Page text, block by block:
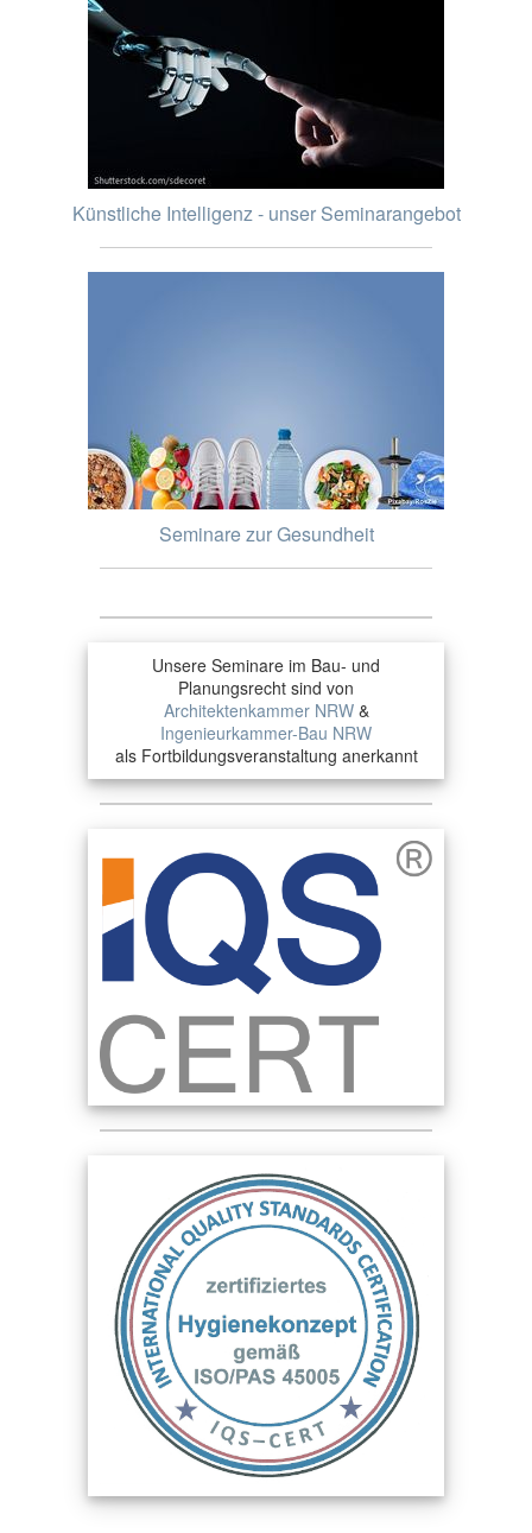
Künstliche Intelligenz - unser Seminarangebot
Seminare zur Gesundheit
Unsere Seminare im Bau- und
Planungsrecht sind von
Architektenkammer NRW&
Ingenieurkammer-Bau NRW
als Fortbildungsveranstaltung anerkannt